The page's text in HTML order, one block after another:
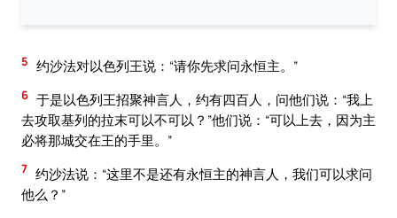
5 约沙法对以色列王说：“请你先求问永恒主。”
6 于是以色列王招聚神言人，约有四百人，问他们说：“我上
去攻取基列的拉末可以不可以？”他们说：“可以上去，因为主
必将那城交在王的手里。”
7 约沙法说：“这里不是还有永恒主的神言人，我们可以求问
他么？”